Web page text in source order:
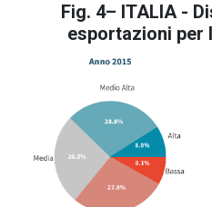
Fig. 4– ITALIA -
esportazioni per